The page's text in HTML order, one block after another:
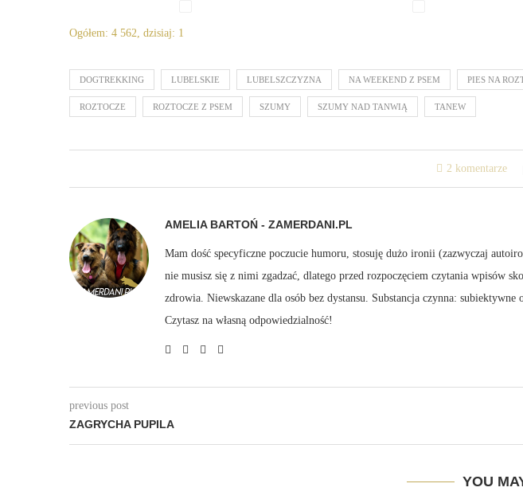
Ogółem: 4 562, dzisiaj: 1
DOGTREKKING LUBELSKIE LUBELSZCZYZNA NA WEEKEND Z PSEM PIES NA
ROZTOCZE ROZTOCZE Z PSEM SZUMY SZUMY NAD TANWIĄ TANEW
2 komentarze
AMELIA BARTOŃ - ZAMERDANI.PL
Mam dość specyficzne poczucie humoru, stosuję dużo ironii (zazwyczaj
nie musisz się z nimi zgadzać, dlatego przed rozpoczęciem czytania wpisów
zdrowia. Niewskazane dla osób bez dystansu. Substancja czynna:
Czytasz na własną odpowiedzialność!
previous post
ZAGRYCHA PUPILA
YOU